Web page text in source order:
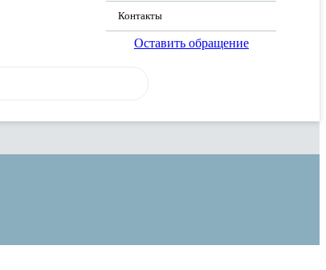
Контакты
Оставить обращение